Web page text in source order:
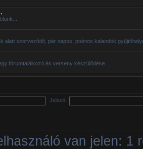
alatt szervezõdõ, pár napos, poénos kalandok
fórumtalálkozó és verseny készülődése...
Jelszó:
van jelen: 1